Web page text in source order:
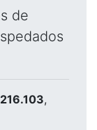
de
,